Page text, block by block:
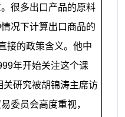
很多出口产品的原料
况下计算出口商品的
接的政策含义。他中
年开始关注这个课
关研究被胡锦涛主席访
委员会高度重视，